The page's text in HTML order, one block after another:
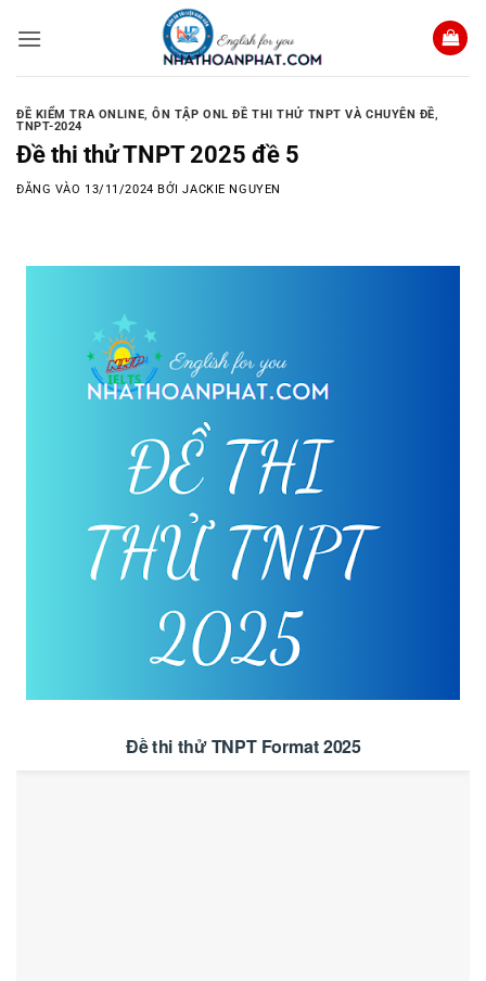
qua
ĐỀ KIỂM TRA ONLINE,ÔN TẬP ONL ĐỀ THI THỬ TNPT VÀ CHUYÊN ĐỀ,
TNPT-2024
Đề thi thử TNPT 2025 đề 5
ĐĂNG VÀO 13/11/2024 BỞIJACKIE NGUYEN